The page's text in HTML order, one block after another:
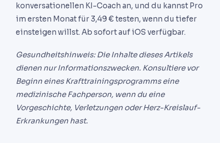
konversationellen KI-Coach an, und du kannst Pro
im ersten Monat für 3,49 € testen, wenn du tiefer
einsteigen willst. Ab sofort auf iOS verfügbar.
Gesundheitshinweis: Die Inhalte dieses Artikels
dienen nur Informationszwecken. Konsultiere vor
Beginn eines Krafttrainingsprogramms eine
medizinische Fachperson, wenn du eine
Vorgeschichte, Verletzungen oder Herz-Kreislauf-
Erkrankungen hast.